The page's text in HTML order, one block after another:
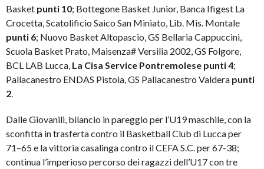
Basket punti 10; Bottegone Basket Junior, Banca Ifigest La
Crocetta, Scatolificio Saico San Miniato, Lib. Mis. Montale
punti 6; Nuovo Basket Altopascio, GS Bellaria Cappuccini,
Scuola Basket Prato, Maisenza# Versilia 2002, GS Folgore,
BCL LAB Lucca, La Cisa Service Pontremolese punti 4;
Pallacanestro ENDAS Pistoia, GS Pallacanestro Valdera punti
2
Dalle Giovanili, bilancio in pareggio per l’U19 maschile, con la
sconfitta in trasferta contro il Basketball Club di Lucca per
71–65 e la vittoria casalinga contro il CEFA S.C. per 67-38;
continua l’imperioso percorso dei ragazzi dell’U17 con tre